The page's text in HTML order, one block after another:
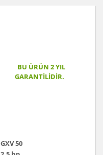
BU ÜRÜN 2 YIL
GARANTİLİDİR.
GXV 50